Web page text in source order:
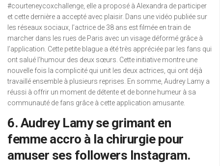
#courteneycoxchallenge, elle a proposé à Alexandra de participer
et cette dernière a accepté avec plaisir. Dans une vidéo publiée sur
les réseaux sociaux, l’actrice de 38 ans est filmée en train de
marcher dans les rues de Paris avec un visage déformé grâce à
l’application. Cette petite blague a été très appréciée par les fans qui
ont salué l’humour des deux sœurs. Cette initiative montre une
nouvelle fois la complicité qui unit les deux actrices, qui ont déjà
travaillé ensemble à plusieurs reprises. En somme, Audrey Lamy a
réussi à offrir un moment de détente et de bonne humeur à sa
communauté de fans grâce à cette application amusante.
6. Audrey Lamy se grimant en
femme accro à la chirurgie pour
amuser ses followers Instagram.